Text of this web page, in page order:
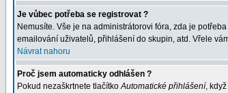
Je vůbec potřeba se registrovat ?
Nemusíte. Vše je na administrátorovi fóra, zda je
emailování uživatelů, přihlášení do skupin, atd. Vřele
Návrat nahoru
Proč jsem automaticky odhlášen ?
Pokud nezaškrtnete tlačítkoAutomatické přihlášení,